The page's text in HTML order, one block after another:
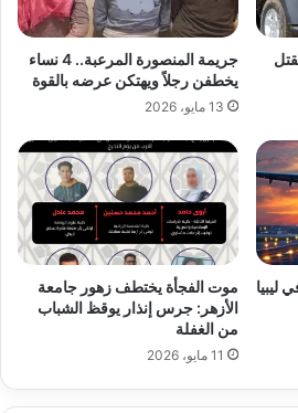
جريمة المنصورة المرعبة.. 4 نساء
يخطفن رجلاً ويهتكن عرضه بالقوة
13 مايو، 2026
ليبيا
موت الفجأة يختطف زهور جامعة
الأزهر: جرس إنذار يوقظ الشباب
من الغفلة
11 مايو، 2026